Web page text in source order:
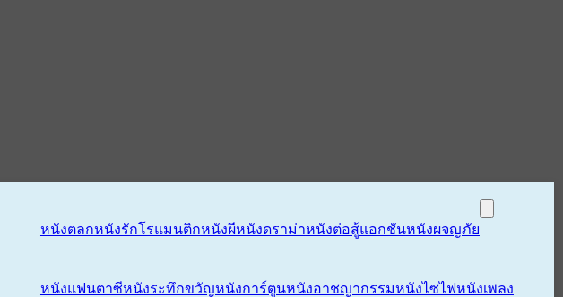
หนังตลกหนังรักโรแมนติกหนังผีหนังดราม่าหนังต่อสู้แอกชันหนังผจญภัย
หนังแฟนตาซีหนังระทึกขวัญหนังการ์ตูนหนังอาชญากรรมหนังไซไฟหนังเพลง